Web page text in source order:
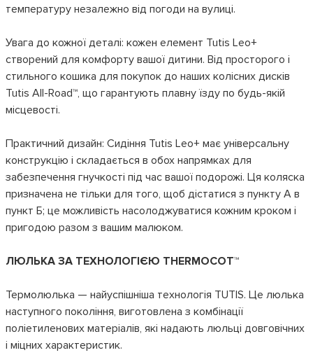
температуру незалежно від погоди на вулиці.
Увага до кожної деталі: кожен елемент Tutis Leo+
створений для комфорту вашої дитини. Від просторого і
стильного кошика для покупок до наших колісних дисків
Tutis All-Road™, що гарантують плавну їзду по будь-якій
місцевості.
Практичний дизайн: Сидіння Tutis Leo+ має універсальну
конструкцію і складається в обох напрямках для
забезпечення гнучкості під час вашої подорожі. Ця коляска
призначена не тільки для того, щоб дістатися з пункту А в
пункт Б; це можливість насолоджуватися кожним кроком і
пригодою разом з вашим малюком.
ЛЮЛЬКА ЗА ТЕХНОЛОГІЄЮ THERMOCOT™
Термолюлька — найуспішніша технологія TUTIS. Це люлька
наступного покоління, виготовлена з комбінації
поліетиленових матеріалів, які надають люльці довговічних
і міцних характеристик.